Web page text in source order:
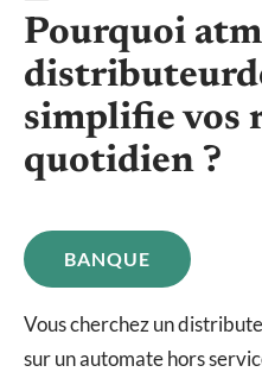
Pourquoi
simplifie vos
quotidien ?
BANQUE
Vous cherchez un
sur un automate hors